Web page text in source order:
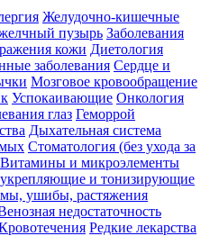
Желудочно-кишечные
пузырь Заболевания
кожи Диетология
заболевания Сердце и
Мозговое кровообращение
Успокаивающие Онкология
глаз Геморрой
Дыхательная система
Стоматология (без ухода за
Витамины и микроэлементы
и тонизирующие
ушибы, растяжения
недостаточность
Редкие лекарства